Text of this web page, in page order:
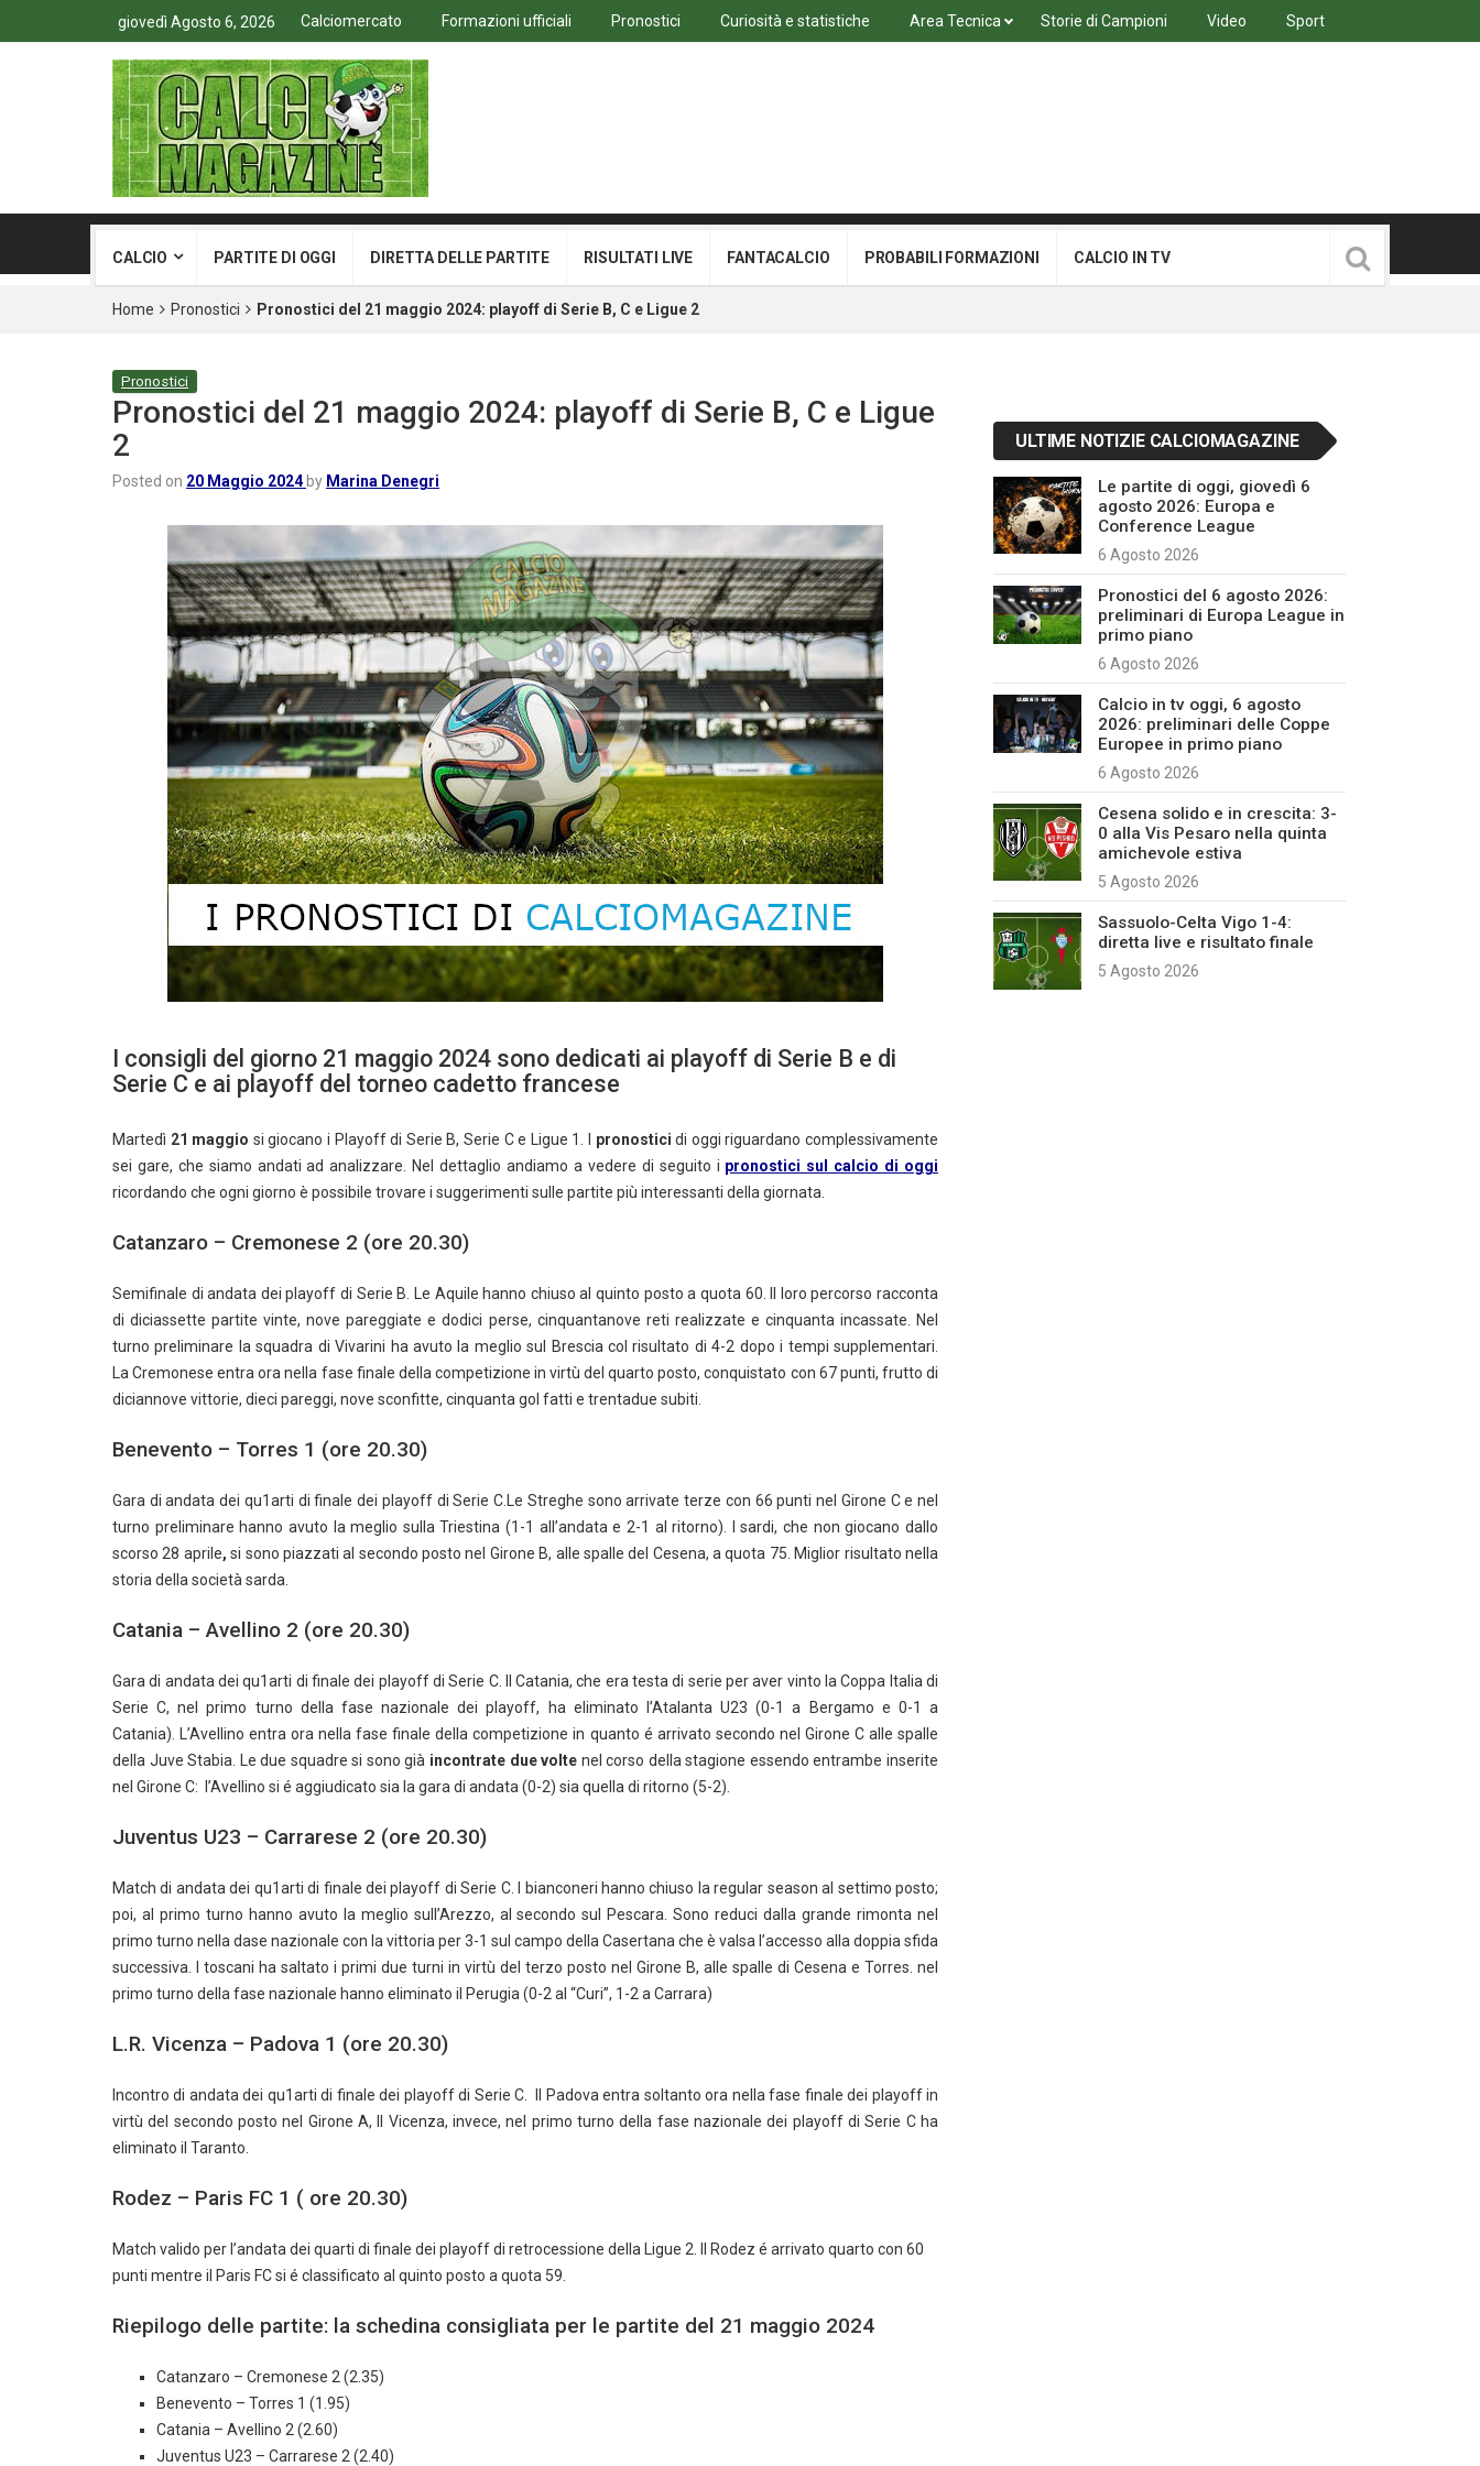
giovedì Agosto 6, 2026 Calciomercato Formazioni ufficiali Pronostici Curiosità e statistiche Area Tecnica Storie di Campioni Video Sport
CALCIO PARTITE DI OGGI DIRETTA DELLE PARTITE RISULTATI LIVE FANTACALCIO PROBABILI FORMAZIONI CALCIO IN TV
Home Pronostici Pronostici del 21 maggio 2024: playoff di Serie B, C e Ligue 2
Pronostici
Pronostici del 21 maggio 2024: playoff di Serie B, C e Ligue
2
Posted on 20 Maggio 2024 by Marina Denegri
I consigli del giorno 21 maggio 2024 sono dedicati ai playoff di Serie B e di
Serie C e ai playoff del torneo cadetto francese
Martedì 21 maggio si giocano i Playoff di Serie B, Serie C e Ligue 1. I pronostici di oggi riguardano complessivamente
sei gare, che siamo andati ad analizzare. Nel dettaglio andiamo a vedere di seguito i pronostici sul calcio di oggi
ricordando che ogni giorno è possibile trovare i suggerimenti sulle partite più interessanti della giornata.
Catanzaro – Cremonese 2 (ore 20.30)
Semifinale di andata dei playoff di Serie B. Le Aquile hanno chiuso al quinto posto a quota 60. Il loro percorso racconta
di diciassette partite vinte, nove pareggiate e dodici perse, cinquantanove reti realizzate e cinquanta incassate. Nel
turno preliminare la squadra di Vivarini ha avuto la meglio sul Brescia col risultato di 4-2 dopo i tempi supplementari.
La Cremonese entra ora nella fase finale della competizione in virtù del quarto posto, conquistato con 67 punti, frutto di
diciannove vittorie, dieci pareggi, nove sconfitte, cinquanta gol fatti e trentadue subiti.
Benevento – Torres 1 (ore 20.30)
Gara di andata dei qu1arti di finale dei playoff di Serie C.Le Streghe sono arrivate terze con 66 punti nel Girone C e nel
turno preliminare hanno avuto la meglio sulla Triestina (1-1 all’andata e 2-1 al ritorno). I sardi, che non giocano dallo
scorso 28 aprile, si sono piazzati al secondo posto nel Girone B, alle spalle del Cesena, a quota 75. Miglior risultato nella
storia della società sarda.
Catania – Avellino 2 (ore 20.30)
Gara di andata dei qu1arti di finale dei playoff di Serie C. Il Catania, che era testa di serie per aver vinto la Coppa Italia di
Serie C, nel primo turno della fase nazionale dei playoff, ha eliminato l’Atalanta U23 (0-1 a Bergamo e 0-1 a
Catania). L’Avellino entra ora nella fase finale della competizione in quanto é arrivato secondo nel Girone C alle spalle
della Juve Stabia. Le due squadre si sono già incontrate due volte nel corso della stagione essendo entrambe inserite
nel Girone C: l’Avellino si é aggiudicato sia la gara di andata (0-2) sia quella di ritorno (5-2).
Juventus U23 – Carrarese 2 (ore 20.30)
Match di andata dei qu1arti di finale dei playoff di Serie C. I bianconeri hanno chiuso la regular season al settimo posto;
poi, al primo turno hanno avuto la meglio sull’Arezzo, al secondo sul Pescara. Sono reduci dalla grande rimonta nel
primo turno nella dase nazionale con la vittoria per 3-1 sul campo della Casertana che è valsa l’accesso alla doppia sfida
successiva. I toscani ha saltato i primi due turni in virtù del terzo posto nel Girone B, alle spalle di Cesena e Torres. nel
primo turno della fase nazionale hanno eliminato il Perugia (0-2 al “Curi”, 1-2 a Carrara)
L.R. Vicenza – Padova 1 (ore 20.30)
Incontro di andata dei qu1arti di finale dei playoff di Serie C. Il Padova entra soltanto ora nella fase finale dei playoff in
virtù del secondo posto nel Girone A, Il Vicenza, invece, nel primo turno della fase nazionale dei playoff di Serie C ha
eliminato il Taranto.
Rodez – Paris FC 1 ( ore 20.30)
Match valido per l’andata dei quarti di finale dei playoff di retrocessione della Ligue 2. Il Rodez é arrivato quarto con 60
punti mentre il Paris FC si é classificato al quinto posto a quota 59.
Riepilogo delle partite: la schedina consigliata per le partite del 21 maggio 2024
Catanzaro – Cremonese 2 (2.35)
Benevento – Torres 1 (1.95)
Catania – Avellino 2 (2.60)
Juventus U23 – Carrarese 2 (2.40)
ULTIME NOTIZIE CALCIOMAGAZINE
Le partite di oggi, giovedì 6
agosto 2026: Europa e
Conference League
6 Agosto 2026
Pronostici del 6 agosto 2026:
preliminari di Europa League in
primo piano
6 Agosto 2026
Calcio in tv oggi, 6 agosto
2026: preliminari delle Coppe
Europee in primo piano
6 Agosto 2026
Cesena solido e in crescita: 3-
0 alla Vis Pesaro nella quinta
amichevole estiva
5 Agosto 2026
Sassuolo-Celta Vigo 1-4:
diretta live e risultato finale
5 Agosto 2026